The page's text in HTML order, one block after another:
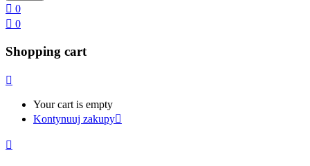
0
0
Shopping cart
Your cart is empty
Kontynuuj zakupy